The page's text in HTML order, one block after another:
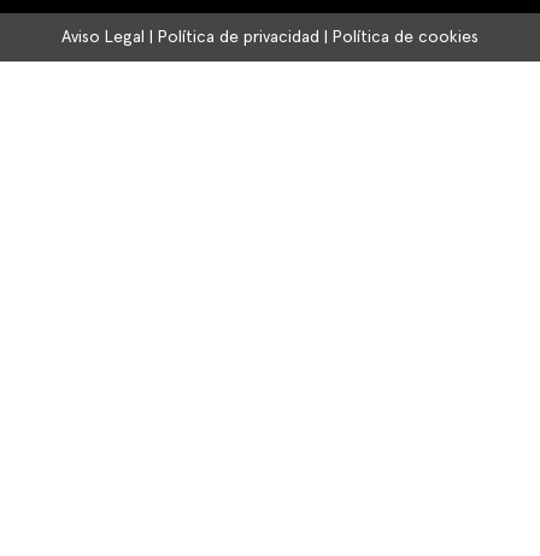
Aviso Legal Política de privacidad Política de cookies